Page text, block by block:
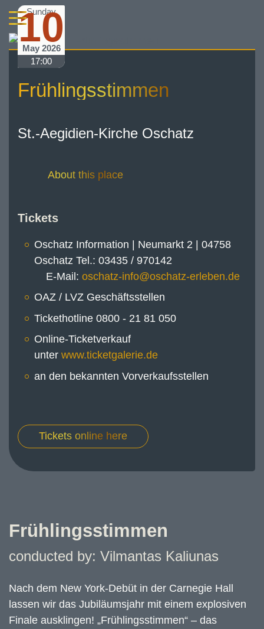
Sunday
10
May 2026
17:00
Frühlingsstimmen
St.-Aegidien-Kirche Oschatz
About this place
Tickets
Oschatz Information | Neumarkt 2 | 04758
Oschatz Tel.: 03435 / 970142
E-Mail:
OAZ / LVZ Geschäftsstellen
Tickethotline 0800 - 21 81 050
Online-Ticketverkauf
unter www.ticketgalerie.de
an den bekannten Vorverkaufsstellen
Tickets online here
Frühlingsstimmen
conducted by: Vilmantas Kaliunas
Nach dem New York-Debüt in der Carnegie Hall
lassen wir das Jubiläumsjahr mit einem explosiven
Finale ausklingen! „Frühlingsstimmen“ – das